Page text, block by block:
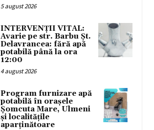
5 august 2026
INTERVENȚII VITAL:
Avarie pe str. Barbu Șt.
Delavrancea: fără apă
potabilă până la ora
12:00
4 august 2026
Program furnizare apă
potabilă în orașele
Șomcuta Mare, Ulmeni
și localitățile
aparținătoare